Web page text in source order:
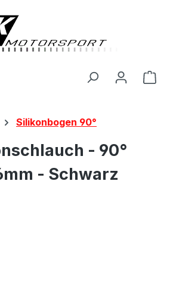
Silikonbogen 90°
- 90°
- Schwarz